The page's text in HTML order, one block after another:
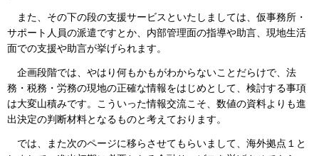
また、その下の段の支援サービスといたしましては、仮事務所・
サポート人員の派遣ですとか、内部管理面の指導や助言、現地生活
面での支援や助言が挙げられます。
企画段階では、やはり何もかもがわからないことだらけで、法
務・税務・労務の現地の正確な情報をはじめとして、検討する事項
は大変山積みです。こういった情報交流こそ、数値の資料よりも進
出決定の判断材料となるものと考えております。
では、また次のページに移らさせてもらいまして、海外拠点１と